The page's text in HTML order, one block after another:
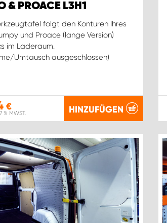
& PROACE L3H1
folgt den Konturen Ihres
und Proace (lange Version)
im Laderaum.
Umtausch ausgeschlossen)
€
% MWST. HINZUFÜGEN